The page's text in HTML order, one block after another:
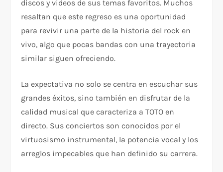
discos y videos de sus temas favoritos. Muchos
resaltan que este regreso es una oportunidad
para revivir una parte de la historia del rock en
vivo, algo que pocas bandas con una trayectoria
similar siguen ofreciendo.
La expectativa no solo se centra en escuchar sus
grandes éxitos, sino también en disfrutar de la
calidad musical que caracteriza a TOTO en
directo. Sus conciertos son conocidos por el
virtuosismo instrumental, la potencia vocal y los
arreglos impecables que han definido su carrera.